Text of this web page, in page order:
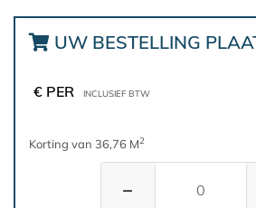
UW BESTELLING
€ PER INCLUSIEF BTW
Korting van 36,76 M2
−